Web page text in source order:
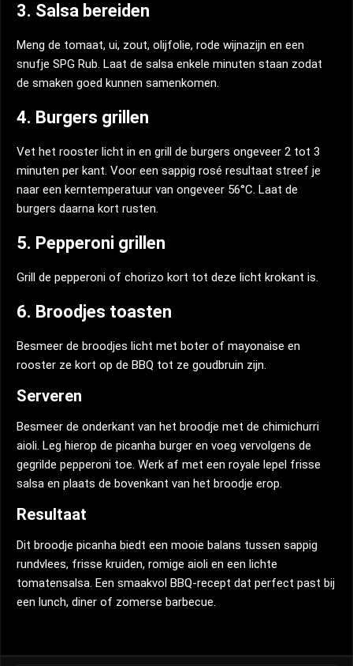
3. Salsa bereiden
Meng de tomaat, ui, zout, olijfolie, rode wijnazijn en een
snufje SPG Rub. Laat de salsa enkele minuten staan zodat
de smaken goed kunnen samenkomen.
4. Burgers grillen
Vet het rooster licht in en grill de burgers ongeveer 2 tot 3
minuten per kant. Voor een sappig rosé resultaat streef je
naar een kerntemperatuur van ongeveer 56°C. Laat de
burgers daarna kort rusten.
5. Pepperoni grillen
Grill de pepperoni of chorizo kort tot deze licht krokant is.
6. Broodjes toasten
Besmeer de broodjes licht met boter of mayonaise en
rooster ze kort op de BBQ tot ze goudbruin zijn.
Serveren
Besmeer de onderkant van het broodje met de chimichurri
aioli. Leg hierop de picanha burger en voeg vervolgens de
gegrilde pepperoni toe. Werk af met een royale lepel frisse
salsa en plaats de bovenkant van het broodje erop.
Resultaat
Dit broodje picanha biedt een mooie balans tussen sappig
rundvlees, frisse kruiden, romige aioli en een lichte
tomatensalsa. Een smaakvol BBQ-recept dat perfect past bij
een lunch, diner of zomerse barbecue.